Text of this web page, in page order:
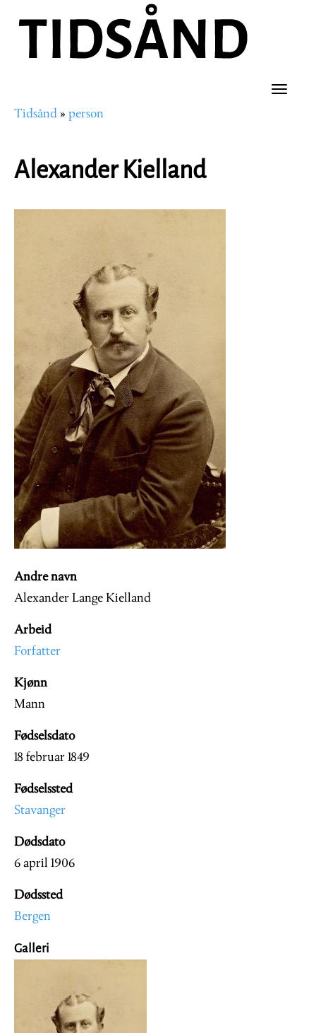
hovedinnhold
Toggle
Navigasjonssti
Tidsånd person
Alexander Kielland
Andre navn
Alexander Lange Kielland
Arbeid
Forfatter
Kjønn
Mann
Fødselsdato
18 februar 1849
Fødselssted
Stavanger
Dødsdato
6 april 1906
Dødssted
Bergen
Galleri